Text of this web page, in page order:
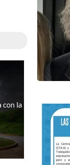
con la